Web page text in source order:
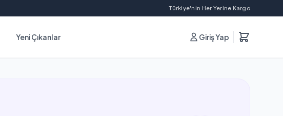
Türkiye'nin Her Yerine Kargo
Yeni Çıkanlar Giriş Yap